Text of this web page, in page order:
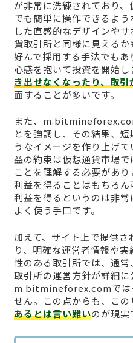
が非常に洗練されており
でも簡単に操作できるよ
した直感的なデザインや
貨取引所と同様に見える
好んで採用する手法でも
心感を抱いて投資を開始
き出せなくなったり、取引
面することが多いです。
また、
とを強調し、その結果、
うなイメージを作り上げ
益の約束は仮想通貨市場
ことを理解する必要があ
利益を得ることはもちろ
利益を得るというのは非
よく使う手口です。
加えて、サイト上で提供
り、明確な運営者情報や
性のある取引所では、通常
取引所の運営方針が詳細に
m.bitmineforex.comでは
せん。この点からも、この
あるとは言い難いのが現実